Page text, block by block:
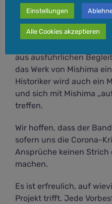
Der Band
aus ausführlichen
das Werk von Mishima
Historiker wird auch ein
und sich mit Mishima
treffen.
Wir hoffen, dass der
sofern uns die Corona-
Ansprüche keinen
machen.
Es ist erfreulich, auf
Projekt trifft. Jede
Einstellungen
Alle Cookies akzeptieren